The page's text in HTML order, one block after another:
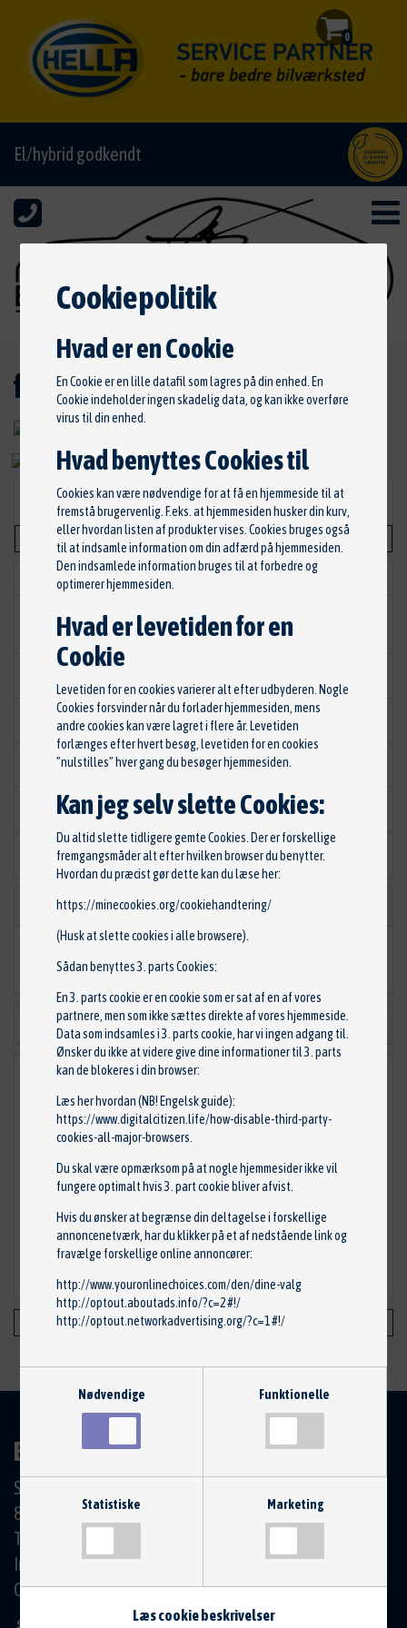
El/hybrid godkendt
ford Rat til Ford uden fartpilot
Beskrivelse
Passer til 21 køretøjer
BilCentret Hørning ApS
Skanderborgvej 19
8362 Hørning
40412576
Info@Bilcentret-Horning.dk
KONTAKT
500,00 kr.
TILFØJ TIL KURV
Har mindre defekter
Kilometerstand
BILCENTRET HØRNING APS
Skanderborgvej 19
8362 Hørning
Tlf.: 86 92 11 00
Info@Bilcentret-Horning.dk
CVR: 39206374
0
Cookiepolitik
Hvad er en Cookie
En Cookie er en lille datafil som lagres på din enhed. En
Cookie indeholder ingen skadelig data, og kan ikke overføre
virus til din enhed.
Hvad benyttes Cookies til
Cookies kan være nødvendige for at få en hjemmeside til at
fremstå brugervenlig. F.eks. at hjemmesiden husker din kurv,
eller hvordan listen af produkter vises. Cookies bruges også
til at indsamle information om din adfærd på hjemmesiden.
Den indsamlede information bruges til at forbedre og
optimerer hjemmesiden.
Hvad er levetiden for en
Cookie
Levetiden for en cookies varierer alt efter udbyderen. Nogle
Cookies forsvinder når du forlader hjemmesiden, mens
andre cookies kan være lagret i flere år. Levetiden
forlænges efter hvert besøg, levetiden for en cookies
”nulstilles” hver gang du besøger hjemmesiden.
Kan jeg selv slette Cookies:
Du altid slette tidligere gemte Cookies. Der er forskellige
fremgangsmåder alt efter hvilken browser du benytter.
Hvordan du præcist gør dette kan du læse her:
https://minecookies.org/cookiehandtering/
(Husk at slette cookies i alle browsere).
Sådan benyttes 3. parts Cookies:
En 3. parts cookie er en cookie som er sat af en af vores
partnere, men som ikke sættes direkte af vores hjemmeside.
Data som indsamles i 3. parts cookie, har vi ingen adgang til.
Ønsker du ikke at videre give dine informationer til 3. parts
kan de blokeres i din browser:
Læs her hvordan (NB! Engelsk guide):
https://www.digitalcitizen.life/how-disable-third-party-
cookies-all-major-browsers
Du skal være opmærksom på at nogle hjemmesider ikke vil
fungere optimalt hvis 3. part cookie bliver afvist.
Hvis du ønsker at begrænse din deltagelse i forskellige
annoncenetværk, har du klikker på et af nedstående link og
fravælge forskellige online annoncører:
http://www.youronlinechoices.com/den/dine-valg
http://optout.aboutads.info/?c=2#!/
http://optout.networkadvertising.org/?c=1#!/
Nødvendige Funktionelle
Statistiske Marketing
Læs cookie beskrivelser